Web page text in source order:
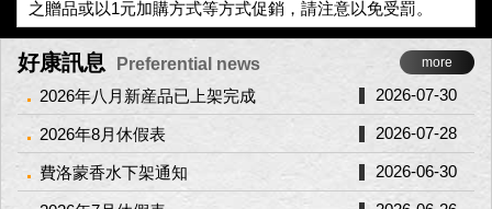
之贈品或以1元加購方式等方式促銷，請注意以免受罰。
好康訊息 Preferential news more
2026年八月新産品已上架完成 2026-07-30
2026年8月休假表 2026-07-28
費洛蒙香水下架通知 2026-06-30